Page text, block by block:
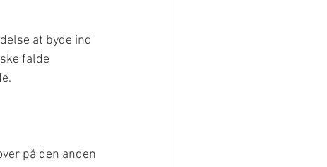
at byde ind
falde
på den anden